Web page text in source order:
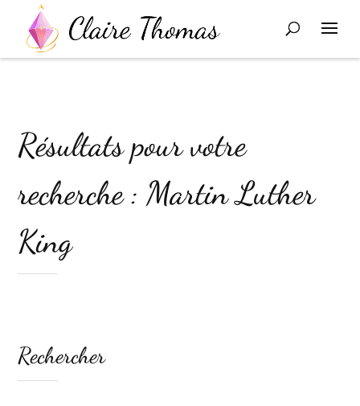
Résultats pour votre
recherche : Martin Luther
King
Rechercher